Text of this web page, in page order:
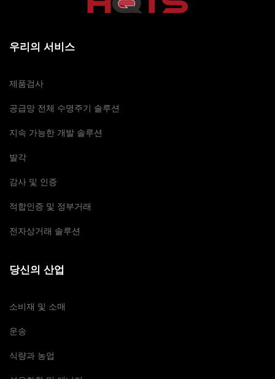
우리의 서비스
제품검사
공급망 전체 수명주기 솔루션
지속 가능한 개발 솔루션
발각
감사 및 인증
적합인증 및 정부거래
전자상거래 솔루션
당신의 산업
소비재 및 소매
운송
식량과 농업